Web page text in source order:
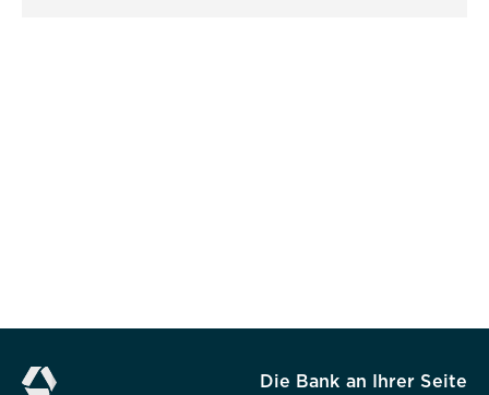
Die Bank an Ihrer Seite
Alle akzeptieren